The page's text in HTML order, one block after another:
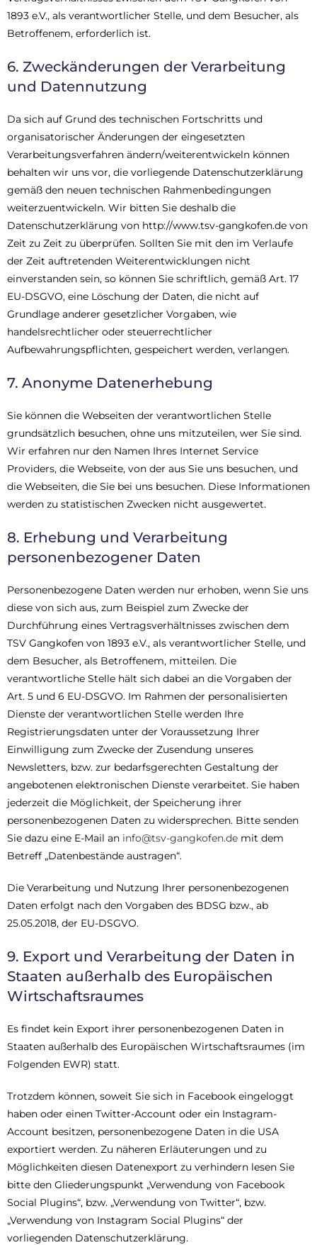
1893 e.V., als verantwortlicher Stelle, und dem Besucher, als
Betroffenem, erforderlich ist.
6. Zweckänderungen der Verarbeitung
und Datennutzung
Da sich auf Grund des technischen Fortschritts und
organisatorischer Änderungen der eingesetzten
Verarbeitungsverfahren ändern/weiterentwickeln können
behalten wir uns vor, die vorliegende Datenschutzerklärung
gemäß den neuen technischen Rahmenbedingungen
weiterzuentwickeln. Wir bitten Sie deshalb die
Datenschutzerklärung von http://www.tsv-gangkofen.de von
Zeit zu Zeit zu überprüfen. Sollten Sie mit den im Verlaufe
der Zeit auftretenden Weiterentwicklungen nicht
einverstanden sein, so können Sie schriftlich, gemäß Art. 17
EU-DSGVO, eine Löschung der Daten, die nicht auf
Grundlage anderer gesetzlicher Vorgaben, wie
handelsrechtlicher oder steuerrechtlicher
Aufbewahrungspflichten, gespeichert werden, verlangen.
7. Anonyme Datenerhebung
Sie können die Webseiten der verantwortlichen Stelle
grundsätzlich besuchen, ohne uns mitzuteilen, wer Sie sind.
Wir erfahren nur den Namen Ihres Internet Service
Providers, die Webseite, von der aus Sie uns besuchen, und
die Webseiten, die Sie bei uns besuchen. Diese Informationen
werden zu statistischen Zwecken nicht ausgewertet.
8. Erhebung und Verarbeitung
personenbezogener Daten
Personenbezogene Daten werden nur erhoben, wenn Sie uns
diese von sich aus, zum Beispiel zum Zwecke der
Durchführung eines Vertragsverhältnisses zwischen dem
TSV Gangkofen von 1893 e.V., als verantwortlicher Stelle, und
dem Besucher, als Betroffenem, mitteilen. Die
verantwortliche Stelle hält sich dabei an die Vorgaben der
Art. 5 und 6 EU-DSGVO. Im Rahmen der personalisierten
Dienste der verantwortlichen Stelle werden Ihre
Registrierungsdaten unter der Voraussetzung Ihrer
Einwilligung zum Zwecke der Zusendung unseres
Newsletters, bzw. zur bedarfsgerechten Gestaltung der
angebotenen elektronischen Dienste verarbeitet. Sie haben
jederzeit die Möglichkeit, der Speicherung ihrer
personenbezogenen Daten zu widersprechen. Bitte senden
Sie dazu eine E-Mail an info@tsv-gangkofen.de mit dem
Betreff „Datenbestände austragen“.
Die Verarbeitung und Nutzung Ihrer personenbezogenen
Daten erfolgt nach den Vorgaben des BDSG bzw., ab
25.05.2018, der EU-DSGVO.
9. Export und Verarbeitung der Daten in
Staaten außerhalb des Europäischen
Wirtschaftsraumes
Es findet kein Export ihrer personenbezogenen Daten in
Staaten außerhalb des Europäischen Wirtschaftsraumes (im
Folgenden EWR) statt.
Trotzdem können, soweit Sie sich in Facebook eingeloggt
haben oder einen Twitter-Account oder ein Instagram-
Account besitzen, personenbezogene Daten in die USA
exportiert werden. Zu näheren Erläuterungen und zu
Möglichkeiten diesen Datenexport zu verhindern lesen Sie
bitte den Gliederungspunkt „Verwendung von Facebook
Social Plugins“, bzw. „Verwendung von Twitter“, bzw.
„Verwendung von Instagram Social Plugins“ der
vorliegenden Datenschutzerklärung.